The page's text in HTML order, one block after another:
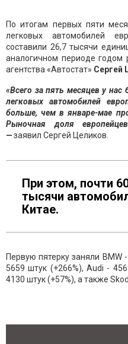
По итогам первых пяти
легковых автомобилей
составили 26,7 тысячи
аналогичном периоде годом
агентства «Автостат» Сергей
«Всего за пять месяцев у
легковых автомобилей
больше, чем в январе-мае
Рыночная доля
—заявил Сергей Целиков.
При этом, почти
тысячи
Китае.
Первую пятерку заняли BMW
5659 штук (+266%), Audi -
4130 штук (+57%), а также